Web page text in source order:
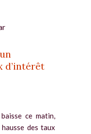
d’intérêt
ce matin,
des taux